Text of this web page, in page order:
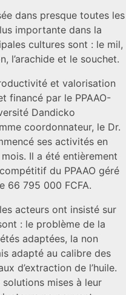
dans presque toutes les
importante dans la
cultures sont : le mil,
l’arachide et le souchet.
et valorisation
financé par le PPAAO-
Dandicko
coordonnateur, le Dr.
ses activités en
Il a été entièrement
du PPAAO géré
66 795 000 FCFA.
acteurs ont insisté sur
: le problème de la
adaptées, la non
adapté au calibre des
d’extraction de l’huile.
solutions mises à leur